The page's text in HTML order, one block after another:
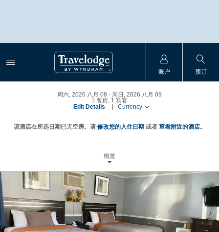
账户 预订
周六, 2026 八月 08
周日, 2026 八月 09
1 客房, 1 宾客
Edit Details
Currency
该酒店在所选日期已无空房。请 修改您的入住日期 或者 查看附近的酒店。
概览